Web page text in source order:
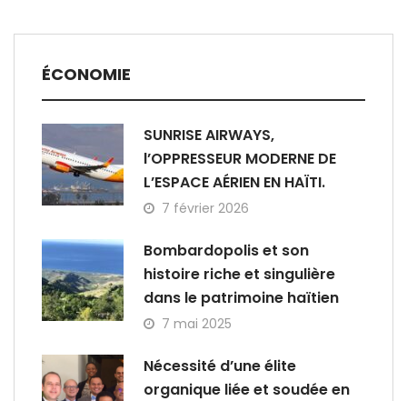
ÉCONOMIE
SUNRISE AIRWAYS,
l’OPPRESSEUR MODERNE DE
L’ESPACE AÉRIEN EN HAÏTI.
7 février 2026
Bombardopolis et son
histoire riche et singulière
dans le patrimoine haïtien
7 mai 2025
Nécessité d’une élite
organique liée et soudée en